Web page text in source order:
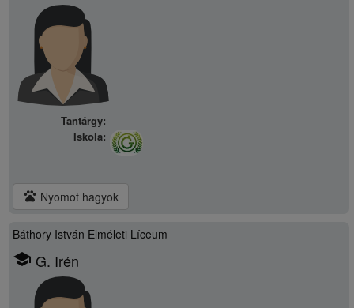
Tantárgy:
Iskola:
pets Nyomot hagyok
Báthory István Elméleti Líceum
school G. Irén